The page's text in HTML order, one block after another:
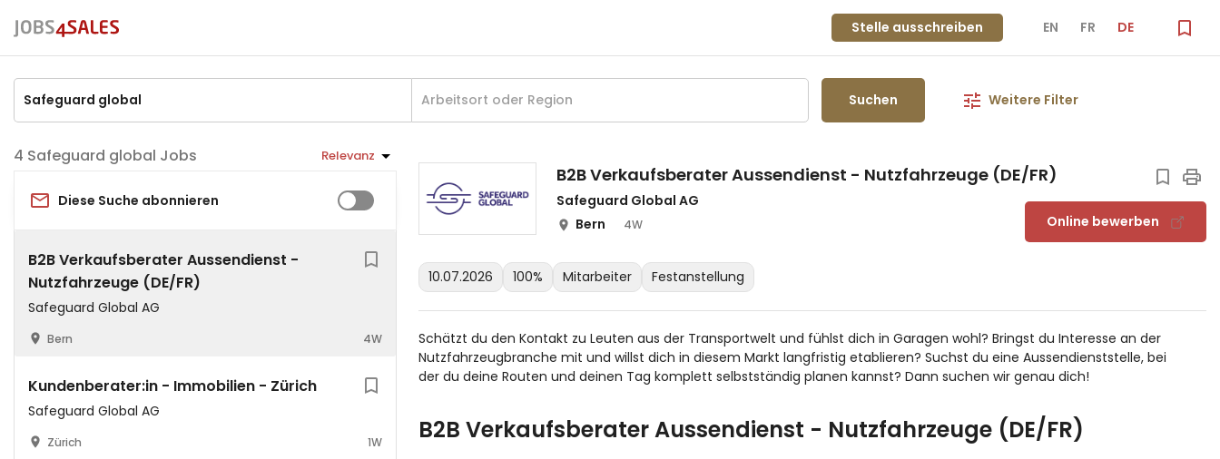
Stelle ausschreiben EN FR DE
Suchen Weitere Filter
Safeguard global Jobs Relevanz
Diese Suche abonnieren
B2B Verkaufsberater Aussendienst -
Nutzfahrzeuge (DE/FR)
Safeguard Global AG
Bern 4W
Kundenberater:in - Immobilien - Zürich
Safeguard Global AG
Zürich 1W
B2B Verkaufsberater Aussendienst - Nutzfahrzeuge (DE/FR)
Safeguard Global AG
Bern
4W Online bewerben
10.07.2026 100% Mitarbeiter Festanstellung
Schätzt du den Kontakt zu Leuten aus der Transportwelt und fühlst dich in Garagen wohl? Bringst du Interesse an der
Nutzfahrzeugbranche mit und willst dich in diesem Markt langfristig etablieren? Suchst du eine Aussendienststelle, bei
der du deine Routen und deinen Tag komplett selbstständig planen kannst? Dann suchen wir genau dich!
B2B Verkaufsberater Aussendienst - Nutzfahrzeuge (DE/FR)